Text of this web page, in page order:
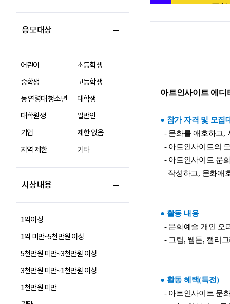
응모대상
어린이
초등학생
중학생
고등학생
동 연령대 청소년
대학생
대학원생
일반인
기업
제한 없음
지역 제한
기타
시상내용
1억이상
1억 미만~5천만원 이상
5천만원 미만~3천만원 이상
3천만원 미만~1천만원 이상
1천만원 미만